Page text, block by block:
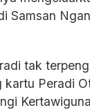
Samsan
tak
Peradi